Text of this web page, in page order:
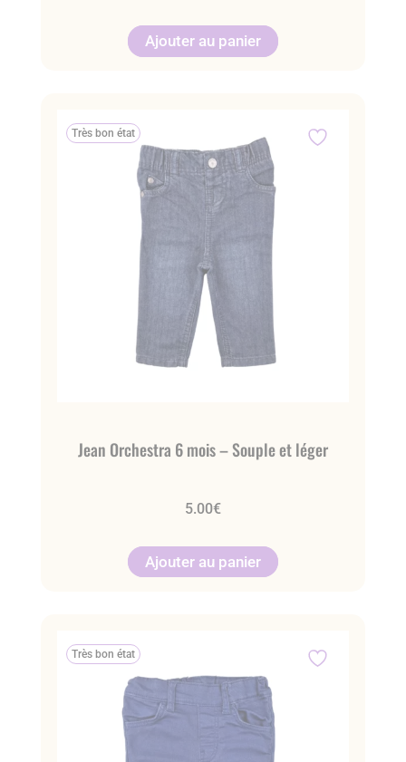
Ajouter au panier
Très bon état
Jean Orchestra 6 mois – Souple et léger
5.00€
Ajouter au panier
Très bon état